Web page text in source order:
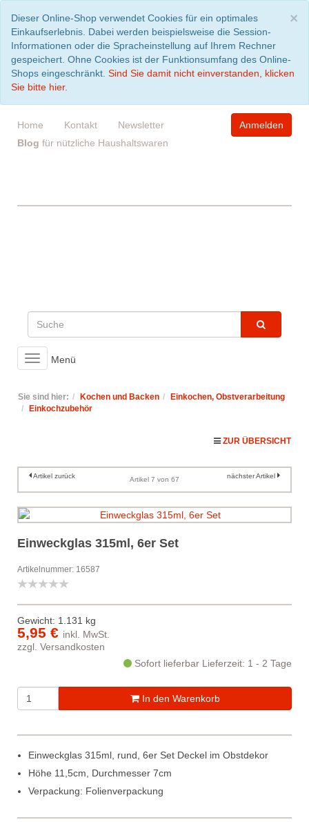
×
Dieser Online-Shop verwendet Cookies für ein optimales
Einkaufserlebnis. Dabei werden beispielsweise die Session-
Informationen oder die Spracheinstellung auf Ihrem Rechner
gespeichert. Ohne Cookies ist der Funktionsumfang des Online-
Shops eingeschränkt. Sind Sie damit nicht einverstanden, klicken
Sie bitte hier.
Home Kontakt
Newsletter
Blog für nützliche Haushaltswaren
Anmelden
Toggle
navigation
Menü
Sie sind hier: Kochen und Backen
Einkochen, Obstverarbeitung
Einkochzubehör
ZUR ÜBERSICHT
Artikel zurück Artikel 7 von 67 nächster Artikel
Einweckglas 315ml, 6er Set
Artikelnummer: 16587
Gewicht: 1.131 kg
5,95 € inkl. MwSt.
zzgl. Versandkosten
Sofort lieferbar Lieferzeit: 1 - 2 Tage
In den Warenkorb
Einweckglas 315ml, rund, 6er Set Deckel im Obstdekor
Höhe 11,5cm, Durchmesser 7cm
Verpackung: Folienverpackung